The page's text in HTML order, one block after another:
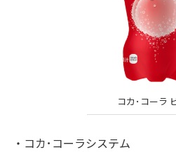
コカ･コーラ
・コカ･コーラシステム